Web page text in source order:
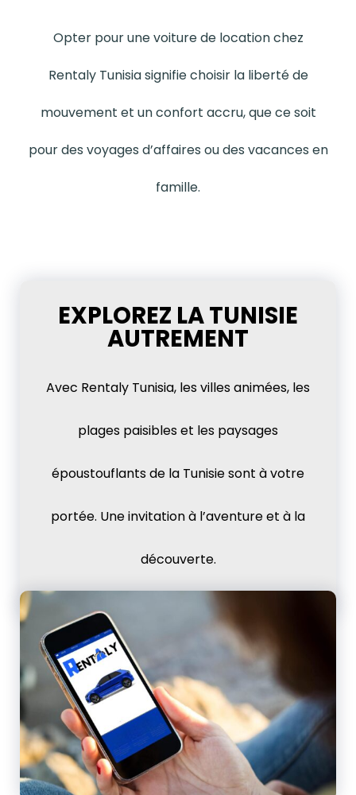
Opter pour une voiture de location chez
Rentaly Tunisia signifie choisir la liberté de
mouvement et un confort accru, que ce soit
pour des voyages d’affaires ou des vacances en
famille.
EXPLOREZ LA TUNISIE
AUTREMENT
Avec Rentaly Tunisia, les villes animées, les
plages paisibles et les paysages
époustouflants de la Tunisie sont à votre
portée. Une invitation à l’aventure et à la
découverte.